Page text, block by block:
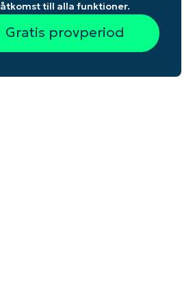
åtkomst till alla funktioner.
Gratis provperiod